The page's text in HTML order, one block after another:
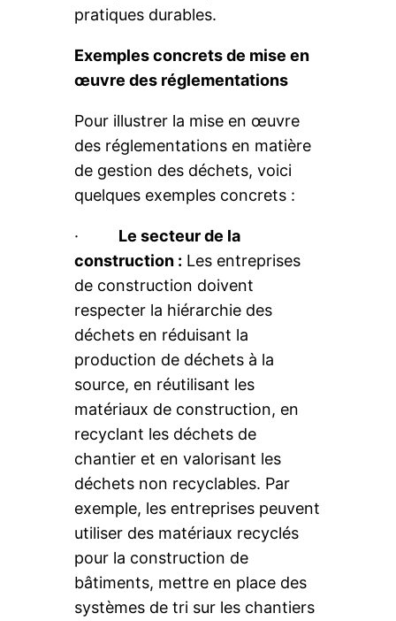
pratiques durables.
Exemples concrets de mise en
œuvre des réglementations
Pour illustrer la mise en œuvre
des réglementations en matière
de gestion des déchets, voici
quelques exemples concrets :
· Le secteur de la
construction : Les entreprises
de construction doivent
respecter la hiérarchie des
déchets en réduisant la
production de déchets à la
source, en réutilisant les
matériaux de construction, en
recyclant les déchets de
chantier et en valorisant les
déchets non recyclables. Par
exemple, les entreprises peuvent
utiliser des matériaux recyclés
pour la construction de
bâtiments, mettre en place des
systèmes de tri sur les chantiers